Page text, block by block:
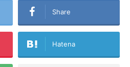
Share
Hatena